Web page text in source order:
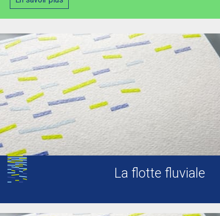
La flotte fluviale